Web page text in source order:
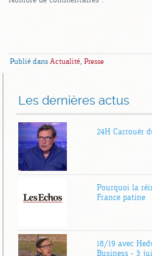
Publié dans Actualité,Presse
Les dernières actus
24H Carrouër
Pourquoi la
France patine
18/19 avec
Business – 3